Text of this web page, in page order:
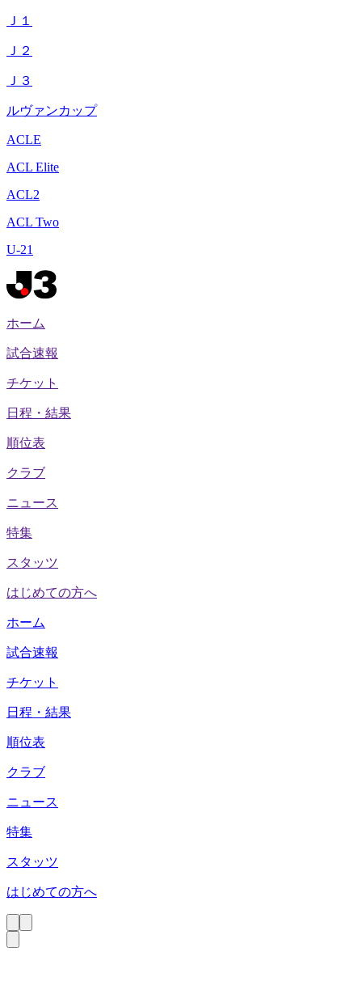
Ｊ１
Ｊ２
Ｊ３
ルヴァンカップ
ACLE
ACL Elite
ACL2
ACL Two
U-21
ホーム
試合速報
チケット
日程・結果
順位表
クラブ
ニュース
特集
スタッツ
はじめての方へ
ホーム
試合速報
チケット
日程・結果
順位表
クラブ
ニュース
特集
スタッツ
はじめての方へ